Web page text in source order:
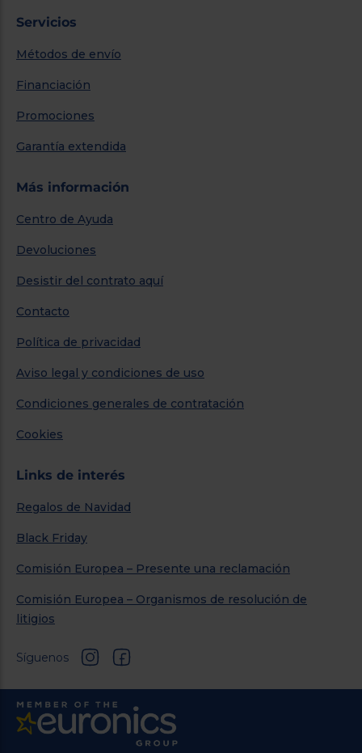
Servicios
Métodos de envío
Financiación
Promociones
Garantía extendida
Más información
Centro de Ayuda
Devoluciones
Desistir del contrato aquí
Contacto
Política de privacidad
Aviso legal y condiciones de uso
Condiciones generales de contratación
Cookies
Links de interés
Regalos de Navidad
Black Friday
Comisión Europea – Presente una reclamación
Comisión Europea – Organismos de resolución de
litigios
Síguenos